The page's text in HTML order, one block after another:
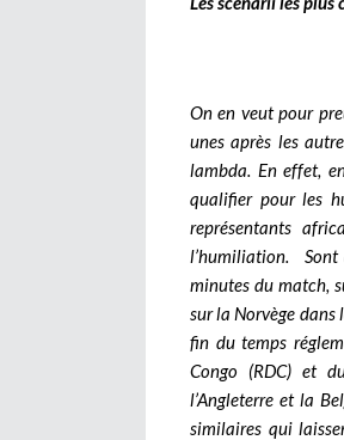
On en veut pour
unes après les
lambda. En effet,
qualifier pour les
représentants
l’humiliation. Sont
minutes du match,
sur la Norvège dans
fin du temps
Congo (RDC) et
l’Angleterre et la
similaires qui